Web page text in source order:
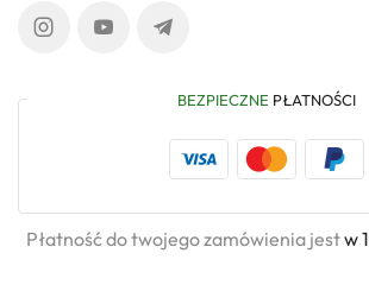
BEZPIECZNE PŁATNOŚCI
Płatność do twojego zamówienia jestw